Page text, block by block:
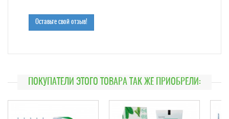
Оставьте свой отзыв!
ПОКУПАТЕЛИ ЭТОГО ТОВАРА ТАК ЖЕ ПРИОБРЕЛИ: